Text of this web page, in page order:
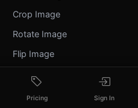
Crop Image
Rotate Image
Flip Image
Convert Format
Pricing Sign In